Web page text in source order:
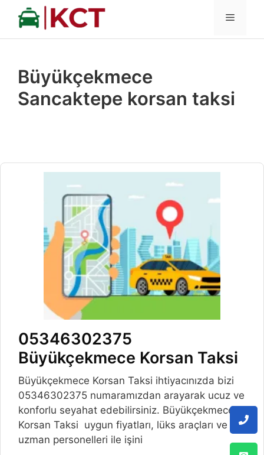
İçeriğe
MENÜ
Büyükçekmece
Sancaktepe korsan taksi
05346302375
Büyükçekmece Korsan Taksi
Büyükçekmece Korsan Taksi ihtiyacınızda bizi
05346302375 numaramızdan arayarak ucuz ve
konforlu seyahat edebilirsiniz. Büyükçekmece
Korsan Taksi uygun fiyatları, lüks araçları ve
uzman personelleri ile işini